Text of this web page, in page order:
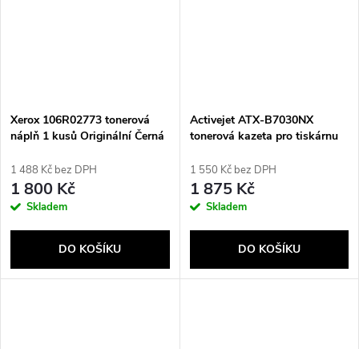
Xerox 106R02773 tonerová
náplň 1 kusů Originální Černá
1 488 Kč bez DPH
1 800 Kč
Skladem
DO KOŠÍKU
Activejet ATX-B7030NX
tonerová kazeta pro tiskárnu
106R03396; Supreme; 30000
stran; černá barva
1 550 Kč bez DPH
1 875 Kč
Skladem
DO KOŠÍKU